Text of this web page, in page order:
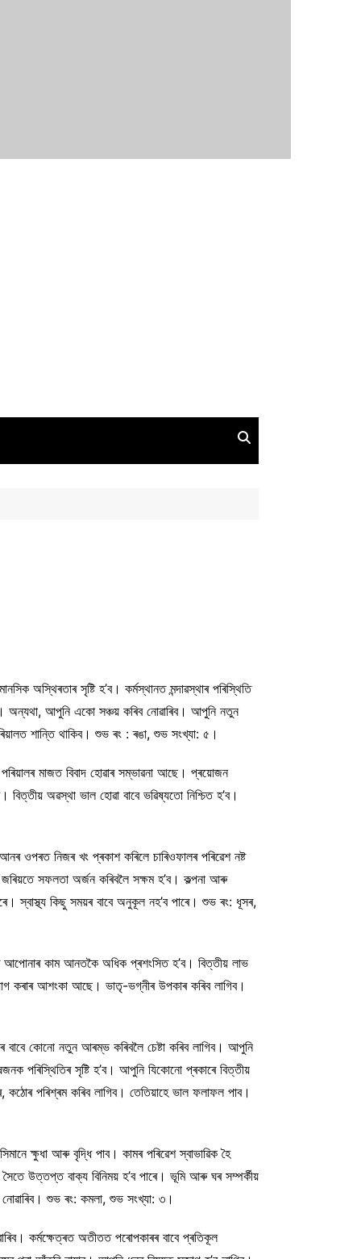
অস্থিৰতাৰ সৃষ্টি হ’ব। কৰ্মস্থানত মন্দাৱস্থাৰ পৰিস্থিতি
অন্যথা, আপুনি একো সঞ্চয় কৰিব নোৱাৰিব। আপুনি নতুন
শান্তি থাকিব। শুভ ৰং : ৰঙা, শুভ সংখ্যা: ৫।
মাজত বিবাদ হোৱাৰ সম্ভাৱনা আছে। প্ৰয়োজন
অৱস্থা ভাল হোৱা বাবে ভৱিষ্যতো নিশ্চিত হ’ব।
ওপৰত নিজৰ খং প্ৰকাশ কৰিলে চাৰিওফালৰ পৰিৱেশ নষ্ট
জৰিয়তে সফলতা অৰ্জন কৰিবলৈ সক্ষম হ’ব। কল্পনা আৰু
স্বাস্থ্য কিছু সময়ৰ বাবে অনুকূল নহ’ব পাৰে। শুভ ৰং: ধূসৰ,
আপোনাৰ কাম আনতকৈ অধিক প্ৰশংসিত হ’ব। বিত্তীয় লাভ
কৰাৰ আশংকা আছে। ভাতৃ-ভগ্নীৰ উপকাৰ কৰিব লাগিব।
কোনো নতুন আৰম্ভ কৰিবলৈ চেষ্টা কৰিব লাগিব। আপুনি
পৰিস্থিতিৰ সৃষ্টি হ’ব। আপুনি যিকোনো প্ৰকাৰে বিত্তীয়
কঠোৰ পৰিশ্ৰম কৰিব লাগিব। তেতিয়াহে ভাল ফলাফল পাব।
ক্ষুধা আৰু বৃদ্ধি পাব। কামৰ পৰিৱেশ স্বাভাৱিক হৈ
উত্তপ্ত বাক্য বিনিময় হ’ব পাৰে। ভূমি আৰু ঘৰ সম্পৰ্কীয়
নোৱাৰিব। শুভ ৰং: কমলা, শুভ সংখ্যা: ৩।
কৰ্মক্ষেত্ৰত অতীতত পৰোপকাৰৰ বাবে প্ৰতিকূল